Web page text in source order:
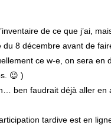
de ce que j’ai,
du 8 décembre avant de
ce w-e, on sera en
😉 )
ben faudrait déjà aller en
tardive est en